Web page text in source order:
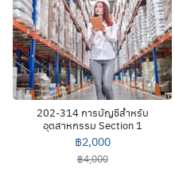
202-314 การบัญชีสำหรับ
อุตสาหกรรม Section 1
฿4,000
฿2,000